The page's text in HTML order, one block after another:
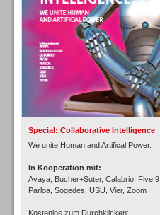
Special: Collaborative Intelligence
We unite Human and Artifical Power.
In Kooperation mit:
Avaya, Bucher+Suter, Calabrio, Five 9,
Parloa, Sogedes, USU, Vier, Zoom
Kostenlos zum Durchklicken:
Inbound